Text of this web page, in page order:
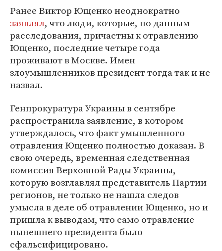
Ранее Виктор Ющенко неоднократно
заявлял, что люди, которые, по данным
расследования, причастны к отравлению
Ющенко, последние четыре года
проживают в Москве. Имен
злоумышленников президент тогда так и не
назвал.
Генпрокуратура Украины в сентябре
распространила заявление, в котором
утверждалось, что факт умышленного
отравления Ющенко полностью доказан. В
свою очередь, временная следственная
комиссия Верховной Рады Украины,
которую возглавлял представитель Партии
регионов, не только не нашла следов
умысла в деле об отравлении Ющенко, но и
пришла к выводам, что само отравление
нынешнего президента было
сфальсифицировано.